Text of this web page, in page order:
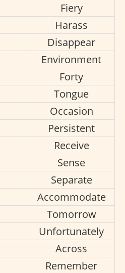
Fiery
Harass
Disappear
Environment
Forty
Tongue
Occasion
Persistent
Receive
Sense
Separate
Accommodate
Tomorrow
Unfortunately
Across
Remember